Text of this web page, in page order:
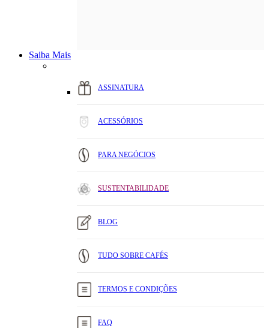
Saiba Mais
ASSINATURA
ACESSÓRIOS
PARA NEGÓCIOS
SUSTENTABILIDADE
BLOG
TUDO SOBRE CAFÉS
TERMOS E CONDIÇÕES
FAQ